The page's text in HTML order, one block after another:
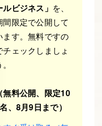
ルビジネス」 を、
間限定で公開して
ます。無料ですの
チェックしましょ
（無料公開、限定10
、8月9日まで）